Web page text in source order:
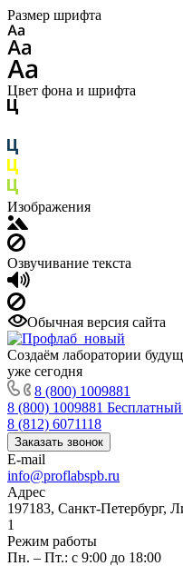
Размер шрифта
Цвет фона и шрифта
Изображения
Озвучивание текста
Обычная версия сайта
Создаём лаборатории
уже сегодня
8 (800) 1009881
8 (800) 1009881
8 (812) 6071118
Заказать звонок
E-mail
info@proflabspb.ru
Адрес
197183, Санкт-Петербург,
1
Режим работы
Пн. – Пт.: с 9:00 до 18:00